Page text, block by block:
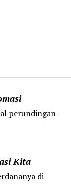
perundingan
Kita
di